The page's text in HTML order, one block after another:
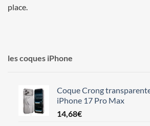
place.
les coques iPhone
Coque Crong
iPhone 17 Pro Max
14,68€